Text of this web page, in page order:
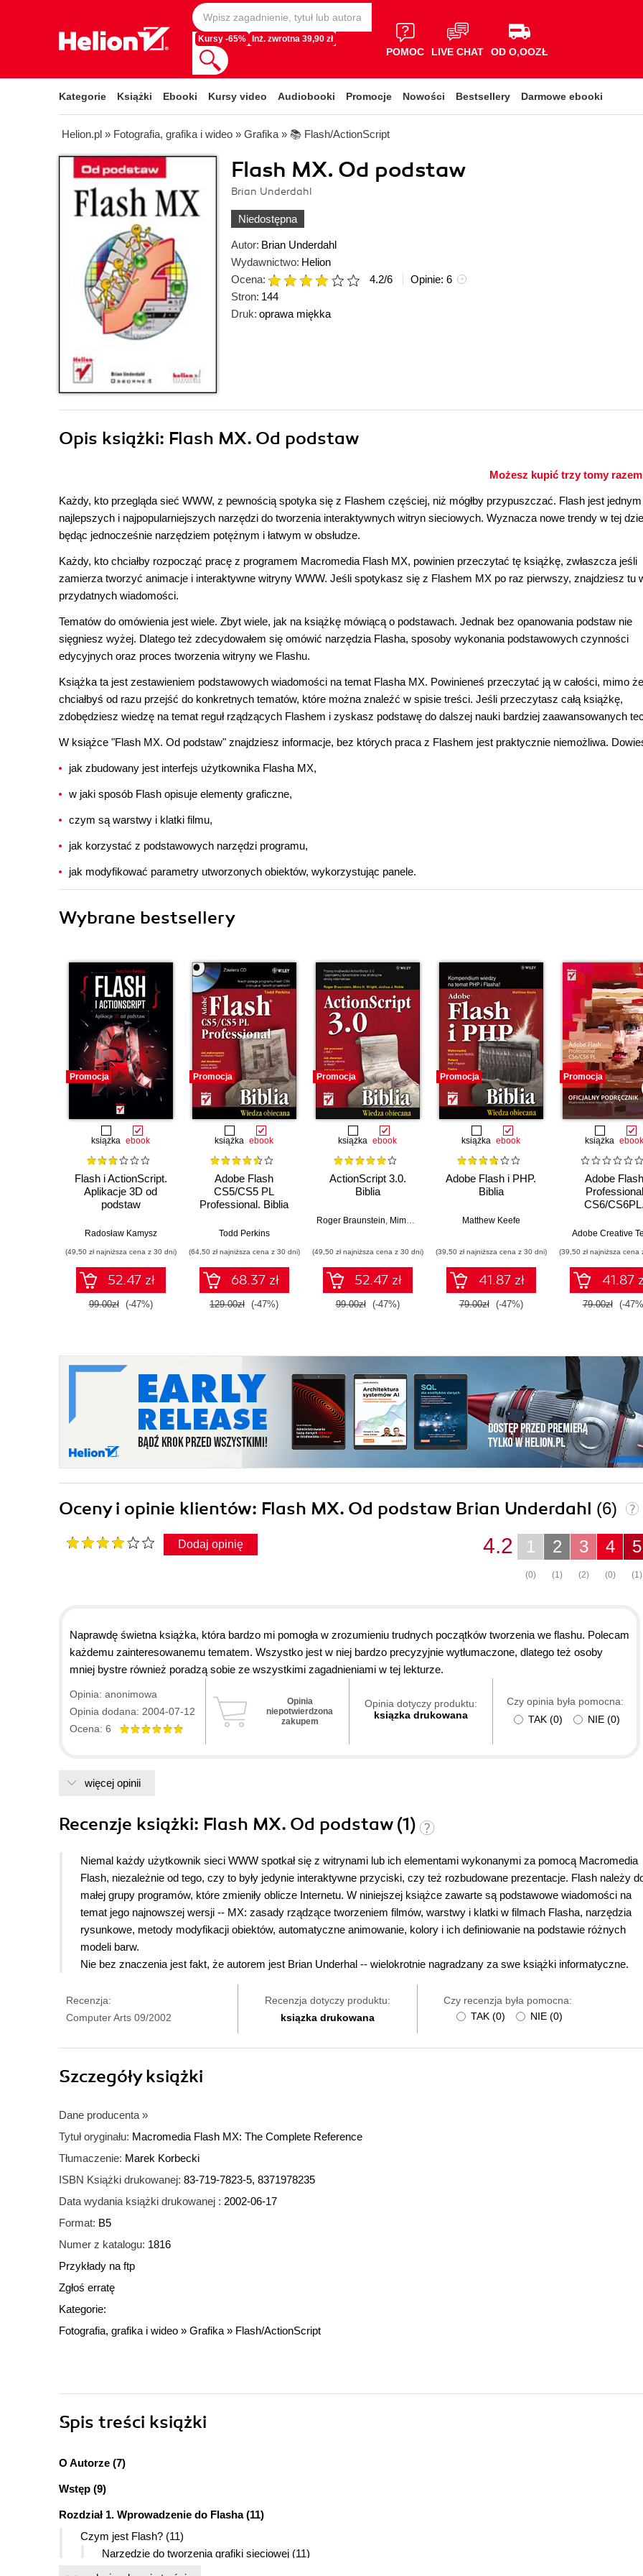
Kursy -65% Inż. zwrotna 39,90 zł
POMOC LIVE CHAT OD O,OOZŁ
Kategorie Książki Ebooki Kursy video Audiobooki Promocje Nowości Bestsellery Darmowe ebooki
Helion.pl » Fotografia, grafika i wideo » Grafika » 📚 Flash/ActionScript
Flash MX. Od podstaw
Brian Underdahl
Niedostępna
Autor: Brian Underdahl
Wydawnictwo: Helion
Ocena:
4.2/6 Opinie: 6
Stron: 144
Druk: oprawa miękka
Opis książki: Flash MX. Od podstaw
Możesz kupić trzy tomy
Każdy, kto przegląda sieć WWW, z pewnością spotyka się z Flashem częściej, niż mógłby przypuszczać. Flash jest
najlepszych i najpopularniejszych narzędzi do tworzenia interaktywnych witryn sieciowych. Wyznacza nowe trendy w tej
będąc jednocześnie narzędziem potężnym i łatwym w obsłudze.
Każdy, kto chciałby rozpocząć pracę z programem Macromedia Flash MX, powinien przeczytać tę książkę, zwłaszcza jeśli
zamierza tworzyć animacje i interaktywne witryny WWW. Jeśli spotykasz się z Flashem MX po raz pierwszy, znajdziesz tu
przydatnych wiadomości.
Tematów do omówienia jest wiele. Zbyt wiele, jak na książkę mówiącą o podstawach. Jednak bez opanowania podstaw nie
sięgniesz wyżej. Dlatego też zdecydowałem się omówić narzędzia Flasha, sposoby wykonania podstawowych czynności
edycyjnych oraz proces tworzenia witryny we Flashu.
Książka ta jest zestawieniem podstawowych wiadomości na temat Flasha MX. Powinieneś przeczytać ją w całości, mimo że
chciałbyś od razu przejść do konkretnych tematów, które można znaleźć w spisie treści. Jeśli przeczytasz całą książkę,
zdobędziesz wiedzę na temat reguł rządzących Flashem i zyskasz podstawę do dalszej nauki bardziej zaawansowanych
W książce "Flash MX. Od podstaw" znajdziesz informacje, bez których praca z Flashem jest praktycznie niemożliwa.
jak zbudowany jest interfejs użytkownika Flasha MX,
w jaki sposób Flash opisuje elementy graficzne,
czym są warstwy i klatki filmu,
jak korzystać z podstawowych narzędzi programu,
jak modyfikować parametry utworzonych obiektów, wykorzystując panele.
Wybrane bestsellery
Promocja
książka ebook
Flash i ActionScript.
Aplikacje 3D od
podstaw
Radosław Kamysz
(49,50 zł najniższa cena z 30 dni)
52.47 zł
99.00zł (-47%)
Promocja
książka ebook
Adobe Flash
CS5/CS5 PL
Professional. Biblia
Todd Perkins
(64,50 zł najniższa cena z 30 dni)
68.37 zł
129.00zł (-47%)
Promocja
książka ebook
ActionScript 3.0.
Biblia
Roger Braunstein, Mims H. Wright Joshua J. Noble
(49,50 zł najniższa cena z 30 dni)
52.47 zł
99.00zł (-47%)
Promocja
książka ebook
Adobe Flash i PHP.
Biblia
Matthew Keefe
(39,50 zł najniższa cena z 30 dni)
41.87 zł
79.00zł (-47%)
Promocja
książka ebook
Adobe Flash
Professional
CS6/CS6PL.
Adobe Creative
(39,50 zł najniższa cena
41.87
79.00zł (-
Oceny i opinie klientów: Flash MX. Od podstaw Brian Underdahl (6)
Dodaj opinię 5
(1)
4
(0)
3
(2)
2
(1)
1
(0)
4.2
Naprawdę świetna książka, która bardzo mi pomogła w zrozumieniu trudnych początków tworzenia we flashu. Polecam
każdemu zainteresowanemu tematem. Wszystko jest w niej bardzo precyzyjnie wytłumaczone, dlatego też osoby
mniej bystre również poradzą sobie ze wszystkimi zagadnieniami w tej lekturze.
Opinia: anonimowa
Opinia dodana: 2004-07-12
Ocena: 6
Opinia
niepotwierdzona
zakupem
Opinia dotyczy produktu:
ksiązka drukowana
Czy opinia była pomocna:
TAK (0) NIE (0)
więcej opinii
Recenzje książki: Flash MX. Od podstaw (1)
Niemal każdy użytkownik sieci WWW spotkał się z witrynami lub ich elementami wykonanymi za pomocą Macromedia
Flash, niezależnie od tego, czy to były jedynie interaktywne przyciski, czy też rozbudowane prezentacje. Flash należy
małej grupy programów, które zmieniły oblicze Internetu. W niniejszej książce zawarte są podstawowe wiadomości na
temat jego najnowszej wersji -- MX: zasady rządzące tworzeniem filmów, warstwy i klatki w filmach Flasha, narzędzia
rysunkowe, metody modyfikacji obiektów, automatyczne animowanie, kolory i ich definiowanie na podstawie różnych
modeli barw.
Nie bez znaczenia jest fakt, że autorem jest Brian Underhal -- wielokrotnie nagradzany za swe książki informatyczne.
Recenzja:
Computer Arts 09/2002
Recenzja dotyczy produktu:
ksiązka drukowana
Czy recenzja była pomocna:
TAK (0) NIE (0)
Szczegółyksiążki
Dane producenta »
Tytuł oryginału: Macromedia Flash MX: The Complete Reference
Tłumaczenie: Marek Korbecki
ISBN Książki drukowanej: 83-719-7823-5, 8371978235
Data wydania książki drukowanej : 2002-06-17
Format: B5
Numer z katalogu: 1816
Przykłady na ftp
Zgłoś erratę
Kategorie:
Fotografia, grafika i wideo » Grafika » Flash/ActionScript
Spis treści książki
O Autorze (7)
Wstęp (9)
Rozdział 1. Wprowadzenie do Flasha (11)
Czym jest Flash? (11)
Narzędzie do tworzenia grafiki sieciowej (11)
Narzędzie do tworzenia animacji (13)